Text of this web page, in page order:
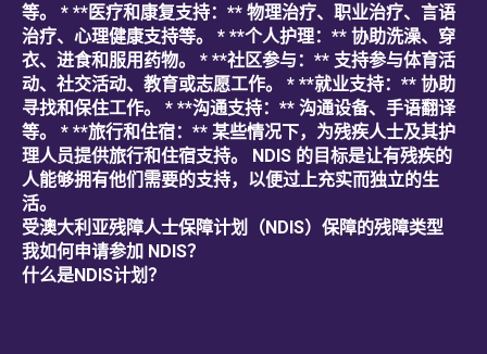
等。 * **医疗和康复支持：** 物理治疗、职业治疗、言语
治疗、心理健康支持等。 * **个人护理：** 协助洗澡、穿
衣、进食和服用药物。 * **社区参与：** 支持参与体育活
动、社交活动、教育或志愿工作。 * **就业支持：** 协助
寻找和保住工作。 * **沟通支持：** 沟通设备、手语翻译
等。 * **旅行和住宿：** 某些情况下，为残疾人士及其护
理人员提供旅行和住宿支持。 NDIS 的目标是让有残疾的
人能够拥有他们需要的支持，以便过上充实而独立的生
活。
受澳大利亚残障人士保障计划（NDIS）保障的残障类型
我如何申请参加 NDIS？
什么是NDIS计划？